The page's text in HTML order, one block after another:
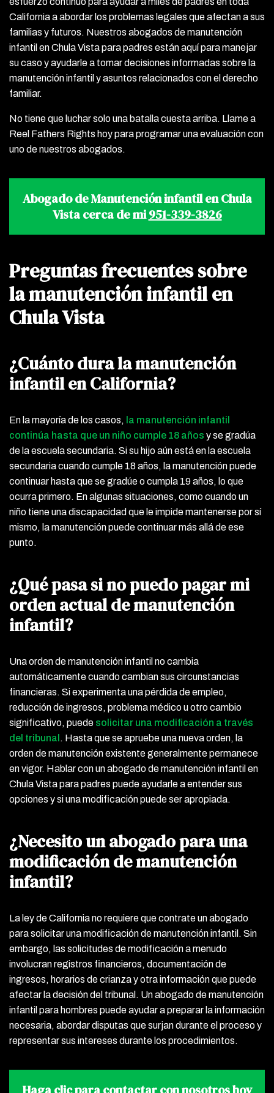
California a abordar los problemas legales que afectan a sus
familias y futuros. Nuestros abogados de manutención
infantil en Chula Vista para padres están aquí para manejar
su caso y ayudarle a tomar decisiones informadas sobre la
manutención infantil y asuntos relacionados con el derecho
familiar.
No tiene que luchar solo una batalla cuesta arriba. Llame a
Reel Fathers Rights hoy para programar una evaluación con
uno de nuestros abogados.
Abogado de Manutención infantil en Chula
Vista cerca de mi951-339-3826
Preguntas frecuentes sobre
la manutención infantil en
Chula Vista
¿Cuánto dura la manutención
infantil en California?
En la mayoría de los casos, la manutención infantil
continúa hasta que un niño cumple 18 años y se gradúa
de la escuela secundaria. Si su hijo aún está en la escuela
secundaria cuando cumple 18 años, la manutención puede
continuar hasta que se gradúe o cumpla 19 años, lo que
ocurra primero. En algunas situaciones, como cuando un
niño tiene una discapacidad que le impide mantenerse por sí
mismo, la manutención puede continuar más allá de ese
punto.
¿Qué pasa si no puedo pagar mi
orden actual de manutención
infantil?
Una orden de manutención infantil no cambia
automáticamente cuando cambian sus circunstancias
financieras. Si experimenta una pérdida de empleo,
reducción de ingresos, problema médico u otro cambio
significativo, puede solicitar una modificación a través
del tribunal . Hasta que se apruebe una nueva orden, la
orden de manutención existente generalmente permanece
en vigor. Hablar con un abogado de manutención infantil en
Chula Vista para padres puede ayudarle a entender sus
opciones y si una modificación puede ser apropiada.
¿Necesito un abogado para una
modificación de manutención
infantil?
La ley de California no requiere que contrate un abogado
para solicitar una modificación de manutención infantil. Sin
embargo, las solicitudes de modificación a menudo
involucran registros financieros, documentación de
ingresos, horarios de crianza y otra información que puede
afectar la decisión del tribunal. Un abogado de manutención
infantil para hombres puede ayudar a preparar la información
necesaria, abordar disputas que surjan durante el proceso y
representar sus intereses durante los procedimientos.